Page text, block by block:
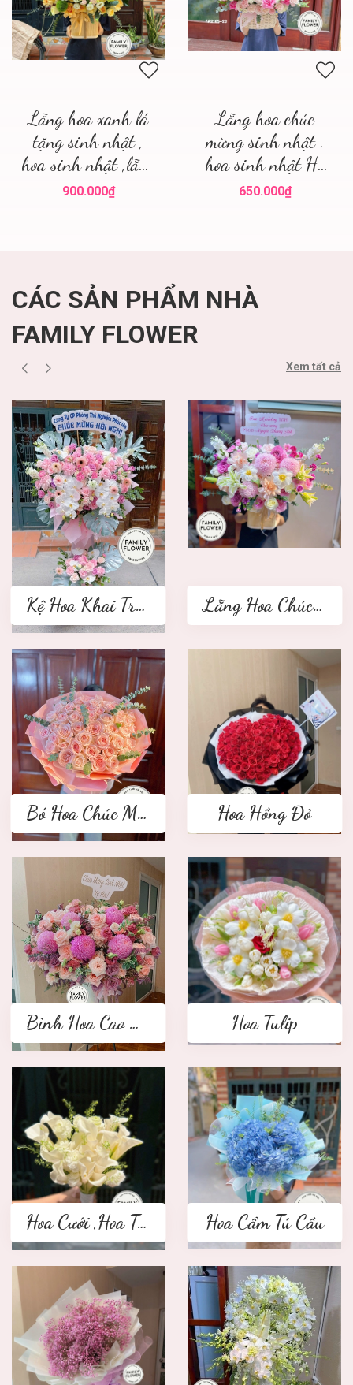
Lẵng hoa xanh lá
tặng sinh nhật ,
hoa sinh nhật ,lẵng
hoa đẹp
900.000₫
Lẵng hoa chúc
mừng sinh nhật .
hoa sinh nhật Hà
Nội
650.000₫
CÁC SẢN PHẨM NHÀ
FAMILY FLOWER
Xem tất cả
Kệ Hoa Khai Trương 2 tầng Lẵng Hoa Chúc Mừng
Bó Hoa Chúc Mừng Hoa Hồng Đỏ
Bình Hoa Cao Cấp Hoa Tulip
Hoa Cưới ,Hoa Tay Cầm Cô Dâu Hoa Cẩm Tú Cầu